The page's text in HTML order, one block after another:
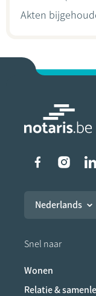
Akten
Liens
Nederlands
Snel naar
Wonen
Relatie &